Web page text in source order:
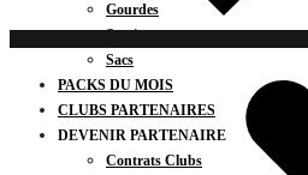
Gourdes
Serviettes
Sacs
PACKS DU MOIS
CLUBS PARTENAIRES
DEVENIR PARTENAIRE
Contrats Clubs